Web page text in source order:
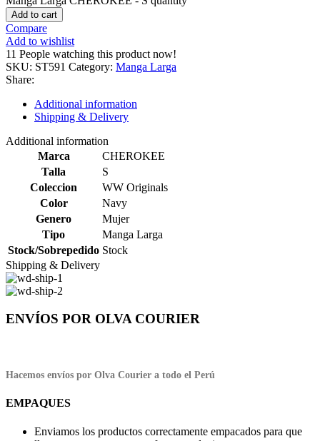
Add to cart
Compare
Add to wishlist
11 People watching this product now!
SKU: ST591 Category: Manga Larga
Share:
Additional information
Shipping & Delivery
Additional information
Marca
CHEROKEE
Talla
S
Coleccion
WW Originals
Color
Navy
Genero
Mujer
Tipo
Manga Larga
Stock/Sobrepedido Stock
Shipping & Delivery
ENVÍOS POR OLVA COURIER
Hacemos envíos por Olva Courier a todo el Perú
EMPAQUES
Enviamos los productos correctamente empacados para que